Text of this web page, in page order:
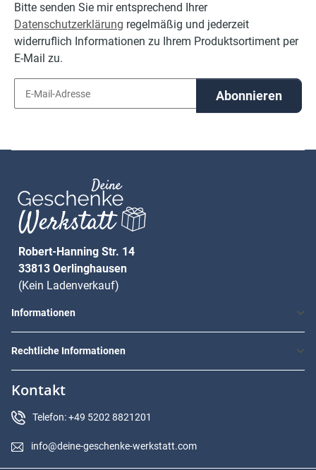
Bitte senden Sie mir entsprechend Ihrer
Datenschutzerklärung regelmäßig und jederzeit
widerruflich Informationen zu Ihrem Produktsortiment per
E-Mail zu.
Abonnieren
Robert-Hanning Str. 14
33813 Oerlinghausen
(Kein Ladenverkauf)
Informationen
Rechtliche Informationen
Kontakt
Telefon: +49 5202 8821201
info@deine-geschenke-werkstatt.com